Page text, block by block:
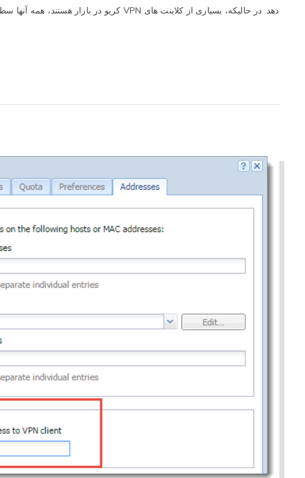
دهد. در حالیکه، بسیاری از کلاینت های VPN کریو در بازار هستند، همه آنها سطح…